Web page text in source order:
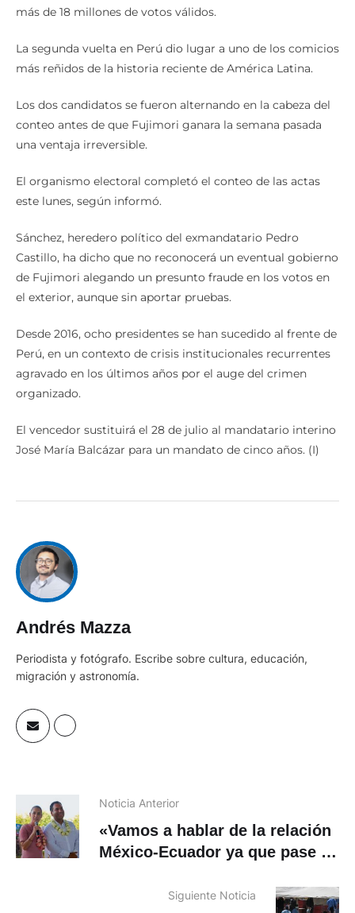
más de 18 millones de votos válidos.
La segunda vuelta en Perú dio lugar a uno de los comicios
más reñidos de la historia reciente de América Latina.
Los dos candidatos se fueron alternando en la cabeza del
conteo antes de que Fujimori ganara la semana pasada
una ventaja irreversible.
El organismo electoral completó el conteo de las actas
este lunes, según informó.
Sánchez, heredero político del exmandatario Pedro
Castillo, ha dicho que no reconocerá un eventual gobierno
de Fujimori alegando un presunto fraude en los votos en
el exterior, aunque sin aportar pruebas.
Desde 2016, ocho presidentes se han sucedido al frente de
Perú, en un contexto de crisis institucionales recurrentes
agravado en los últimos años por el auge del crimen
organizado.
El vencedor sustituirá el 28 de julio al mandatario interino
José María Balcázar para un mandato de cinco años. (I)
Andrés Mazza
Periodista y fotógrafo. Escribe sobre cultura, educación,
migración y astronomía.
Noticia Anterior
«Vamos a hablar de la relación
México-Ecuador ya que pase el
SheinbaumSiguiente Noticia